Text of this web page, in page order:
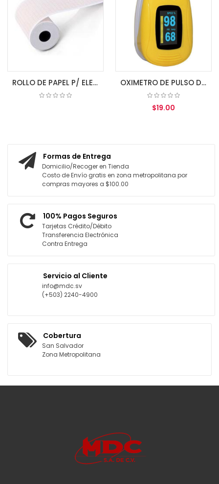
ROLLO DE PAPEL P/ ELECTROCARDIOGRAFO 80MM X 20MM 3 CH OXIMETRO DE PULSO DE DEDO A3 IPX1 ZONDAN
$19.00
Formas de Entrega
Domicilio/Recoger en Tienda
Costo de Envío gratis en zona metropolitana por
compras mayores a $100.00
100% Pagos Seguros
Tarjetas Crédito/Débito
Transferencia Electrónica
Contra Entrega
Servicio al Cliente
info@mdc.sv
(+503) 2240-4900
Cobertura
San Salvador
Zona Metropolitana